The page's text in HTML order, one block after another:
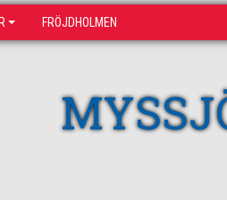
FRÖJDHOLMEN